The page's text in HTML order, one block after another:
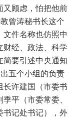
又顾虑，怕把他前
曾涛秘书长这个
文件名称也仿照中
财经、政法、科学
简要引述中央通知
五个小组的负责
长许建国（市委书
平（市委常委、
书记处书记），外